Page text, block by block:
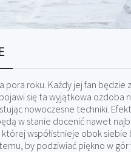
pora roku. Każdy jej fan
się ta wyjątkowa ozdoba
nowoczesne techniki.
w stanie docenić nawet
współistnieje obok siebie
by podziwiać piękno w